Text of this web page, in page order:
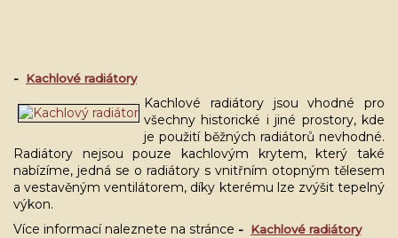
- Kachlové radiátory
Kachlové radiátory jsou vhodné pro
všechny historické i jiné prostory, kde
je použití běžných radiátorů nevhodné.
Radiátory nejsou pouze kachlovým krytem, který také
nabízíme, jedná se o radiátory s vnitřním otopným tělesem
a vestavěným ventilátorem, díky kterému lze zvýšit tepelný
výkon.
Více informací naleznete na stránce - Kachlové radiátory